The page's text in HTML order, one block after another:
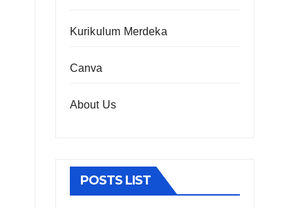
Kurikulum Merdeka
Canva
About Us
POSTS LIST